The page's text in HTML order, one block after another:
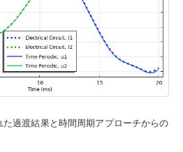
過渡結果と時間周期アプローチからの